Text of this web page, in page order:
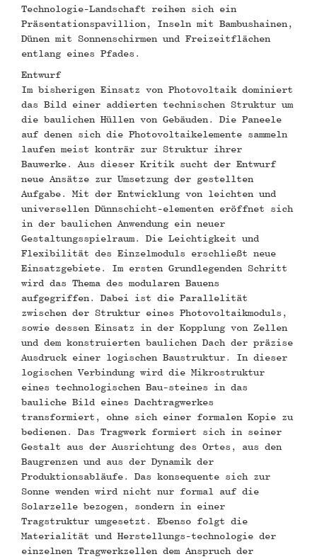
Technologie-Landschaft reihen sich ein
Präsentationspavillion, Inseln mit Bambushainen,
Dünen mit Sonnenschirmen und Freizeitflächen
entlang eines Pfades.
Entwurf
Im bisherigen Einsatz von Photovoltaik dominiert
das Bild einer addierten technischen Struktur um
die baulichen Hüllen von Gebäuden. Die Paneele
auf denen sich die Photovoltaikelemente sammeln
laufen meist konträr zur Struktur ihrer
Bauwerke. Aus dieser Kritik sucht der Entwurf
neue Ansätze zur Umsetzung der gestellten
Aufgabe. Mit der Entwicklung von leichten und
universellen Dünnschicht-elementen eröffnet sich
in der baulichen Anwendung ein neuer
Gestaltungsspielraum. Die Leichtigkeit und
Flexibilität des Einzelmoduls erschließt neue
Einsatzgebiete. Im ersten Grundlegenden Schritt
wird das Thema des modularen Bauens
aufgegriffen. Dabei ist die Parallelität
zwischen der Struktur eines Photovoltaikmoduls,
sowie dessen Einsatz in der Kopplung von Zellen
und dem konstruierten baulichen Dach der präzise
Ausdruck einer logischen Baustruktur. In dieser
logischen Verbindung wird die Mikrostruktur
eines technologischen Bau-steines in das
bauliche Bild eines Dachtragwerkes
transformiert, ohne sich einer formalen Kopie zu
bedienen. Das Tragwerk formiert sich in seiner
Gestalt aus der Ausrichtung des Ortes, aus den
Baugrenzen und aus der Dynamik der
Produktionsabläufe. Das konsequente sich zur
Sonne wenden wird nicht nur formal auf die
Solarzelle bezogen, sondern in einer
Tragstruktur umgesetzt. Ebenso folgt die
Materialität und Herstellungs-technologie der
einzelnen Tragwerkzellen dem Anspruch der